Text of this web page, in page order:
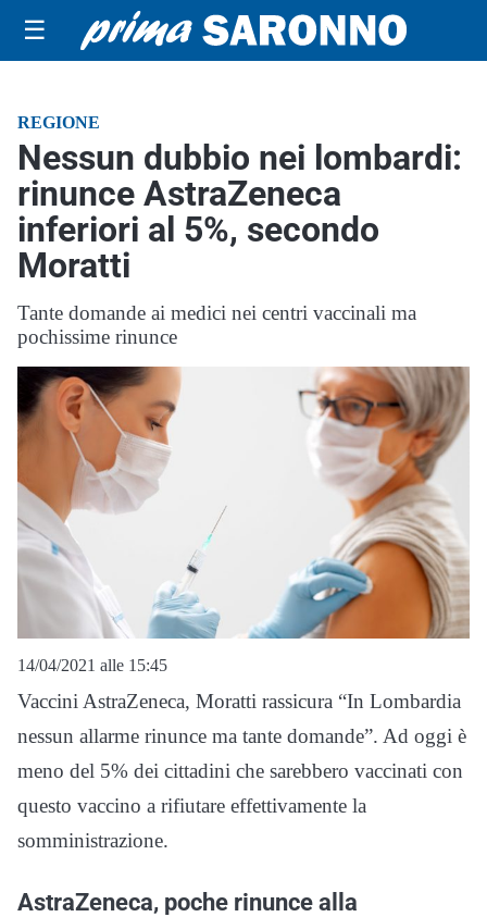
☰
REGIONE
Nessun dubbio nei lombardi:
rinunce AstraZeneca
inferiori al 5%, secondo
Moratti
Tante domande ai medici nei centri vaccinali ma
pochissime rinunce
14/04/2021 alle 15:45
Vaccini AstraZeneca, Moratti rassicura “In Lombardia
nessun allarme rinunce ma tante domande”. Ad oggi è
meno del 5% dei cittadini che sarebbero vaccinati con
questo vaccino a rifiutare effettivamente la
somministrazione.
AstraZeneca, poche rinunce alla